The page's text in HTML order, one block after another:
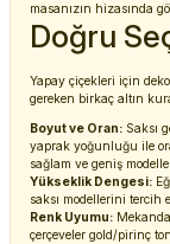
masanızın hizasında
Doğru
Yapay çiçekleri için
gereken birkaç altın
Boyut ve Oran: Saksı
yaprak yoğunluğu ile
sağlam ve geniş
Yükseklik Dengesi:
saksı modellerini tercih
Renk Uyumu:
çerçeveler gold/pirinç